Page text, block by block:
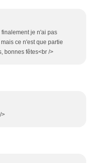
je n'ai pas
ce n'est que partie
bonnes fêtes<br />
>